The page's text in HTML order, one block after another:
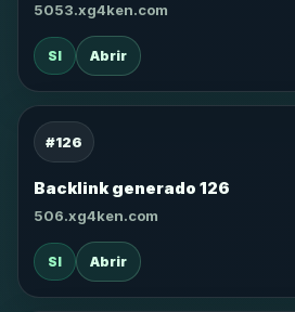
5053.xg4ken.com
SI Abrir
#126
Backlink generado 126
506.xg4ken.com
SI Abrir